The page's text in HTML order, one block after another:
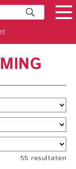
55 resultaten